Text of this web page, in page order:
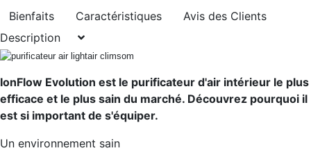
Bienfaits Caractéristiques
Avis des Clients
Description
IonFlow Evolution est le purificateur d'air intérieur le plus
efficace et le plus sain du marché. Découvrez pourquoi il
est si important de s'équiper.
Un environnement sain